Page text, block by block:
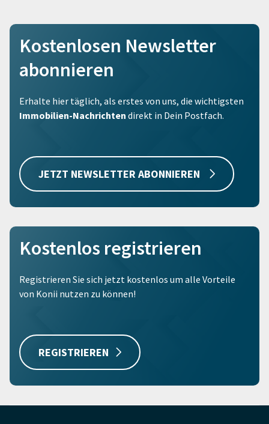
Kostenlosen Newsletter
abonnieren
Erhalte hier täglich, als erstes von uns, die wichtigsten
Immobilien-Nachrichten direkt in Dein Postfach.
JETZT NEWSLETTER ABONNIEREN
Kostenlos registrieren
Registrieren Sie sich jetzt kostenlos um alle Vorteile
von Konii nutzen zu können!
REGISTRIEREN